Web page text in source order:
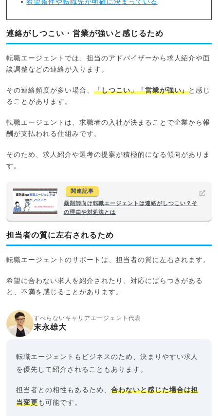
希望条件や転職先が明確に決まっている
連絡がしつこい・営業が強いと感じるため
転職エージェントでは、担当のアドバイザーから求人紹介や面
談調整などの連絡が入ります。
その連絡頻度が多い場合、 「しつこい」「営業が強い」と感じ
ることがあります。
転職エージェントは、求職者の入社が決まることで企業から報
酬が支払われる仕組みです。
そのため、求人紹介や選考の提案が積極的になる傾向がありま
す。
関連記事
薬剤師向け転職エージェントは連絡がしつこい？そ
の理由や対処法とは
担当者の質に左右されるため
転職エージェントのサポートは、担当者の質に左右されます。
希望に合わない求人を紹介されたり、対応にばらつきがある
と、不満を感じることがあります。
すべらないキャリアエージェント代表
末永雄大
転職エージェントもビジネスのため、決まりやすい求人
を優先して紹介されることもあります。
担当者との相性もあるため、 合わないと感じた場合は担
当変更も可能です。